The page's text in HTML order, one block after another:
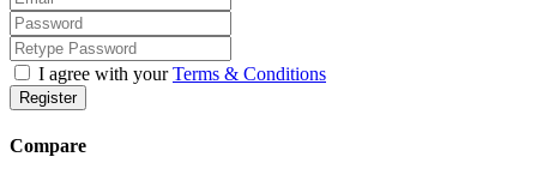
I agree with yourTerms & Conditions
Register
Compare